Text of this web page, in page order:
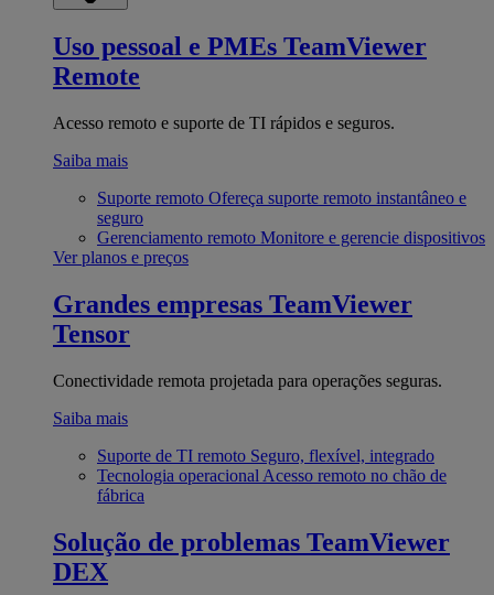
Uso pessoal e PMEs TeamViewer
Remote
Acesso remoto e suporte de TI rápidos e seguros.
Saiba mais
Suporte remoto Ofereça suporte remoto instantâneo e
seguro
Gerenciamento remoto Monitore e gerencie dispositivos
Ver planos e preços
Grandes empresas TeamViewer
Tensor
Conectividade remota projetada para operações seguras.
Saiba mais
Suporte de TI remoto Seguro, flexível, integrado
Tecnologia operacional Acesso remoto no chão de
fábrica
Solução de problemas TeamViewer
DEX